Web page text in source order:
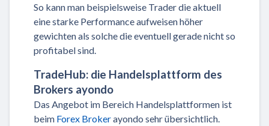
So kann man beispielsweise Trader die aktuell
eine starke Performance aufweisen höher
gewichten als solche die eventuell gerade nicht so
profitabel sind.
TradeHub: die Handelsplattform des
Brokers ayondo
Das Angebot im Bereich Handelsplattformen ist
beim Forex Brokerayondo sehr übersichtlich.